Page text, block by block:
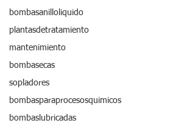
bombasanilloliquido
plantasdetratamiento
mantenimiento
bombasecas
sopladores
bombasparaprocesosquimicos
bombaslubricadas